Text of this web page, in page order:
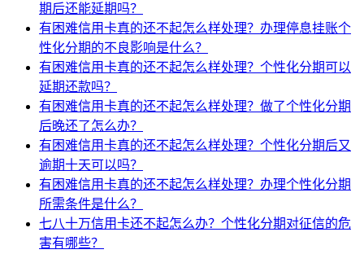
期后还能延期吗？
有困难信用卡真的还不起怎么样处理？办理停息挂账个
性化分期的不良影响是什么？
有困难信用卡真的还不起怎么样处理？个性化分期可以
延期还款吗？
有困难信用卡真的还不起怎么样处理？做了个性化分期
后晚还了怎么办？
有困难信用卡真的还不起怎么样处理？个性化分期后又
逾期十天可以吗？
有困难信用卡真的还不起怎么样处理？办理个性化分期
所需条件是什么？
七八十万信用卡还不起怎么办？个性化分期对征信的危
害有哪些？